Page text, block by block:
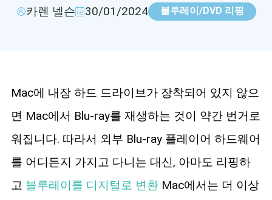
DVD 복사
카렌 넬슨 30/01/2024 블루레이/DVD 리핑
Mac에 내장 하드 드라이브가 장착되어 있지 않으
면 Mac에서 Blu-ray를 재생하는 것이 약간 번거로
워집니다. 따라서 외부 Blu-ray 플레이어 하드웨어
를 어디든지 가지고 다니는 대신, 아마도 리핑하
고 블루레이를 디지털로 변환Mac에서는 더 이상